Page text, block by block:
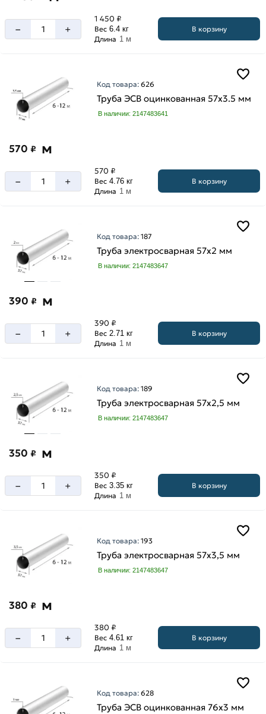
– +
1 450 ₽
Вес 6.4 кг
Длина 1 м
В корзину
Код товара:626
Труба ЭСВ оцинкованная 57х3.5 мм
В наличии: 2147483641
570 ₽ м
– +
570 ₽
Вес 4.76 кг
Длина 1 м
В корзину
Код товара:187
Труба электросварная 57х2 мм
В наличии: 2147483647
390 ₽ м
– +
390 ₽
Вес 2.71 кг
Длина 1 м
В корзину
Код товара:189
Труба электросварная 57х2,5 мм
В наличии: 2147483647
350 ₽ м
– +
350 ₽
Вес 3.35 кг
Длина 1 м
В корзину
Код товара:193
Труба электросварная 57х3,5 мм
В наличии: 2147483647
380 ₽ м
– +
380 ₽
Вес 4.61 кг
Длина 1 м
В корзину
Код товара:628
Труба ЭСВ оцинкованная 76х3 мм